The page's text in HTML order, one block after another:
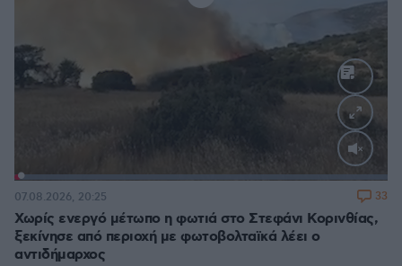
Loaded:
Χωρίς ενεργό μέτωπο η φωτιά στο Στεφάνι Κορινθίας,
ξεκίνησε από περιοχή με φωτοβολταϊκά λέει ο
αντιδήμαρχος
07.08.2026, 20:25 33